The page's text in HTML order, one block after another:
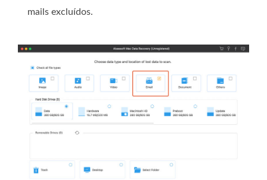
mails excluídos.